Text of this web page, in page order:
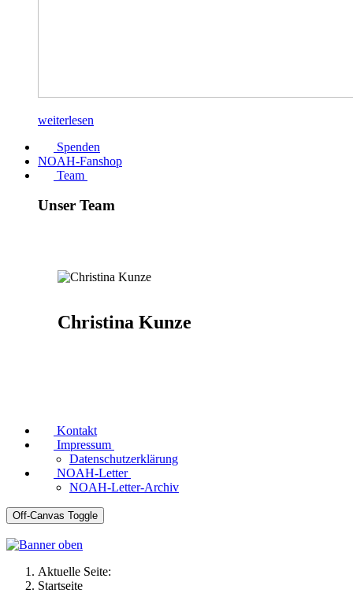
weiterlesen
Spenden
NOAH-Fanshop
Team
Unser Team
Christina Kunze
Kontakt
Impressum
Datenschutzerklärung
NOAH-Letter
NOAH-Letter-Archiv
Off-Canvas Toggle
Aktuelle Seite:
Startseite